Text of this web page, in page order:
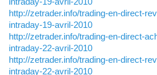
http://zetrader.info/trading-en-direct-
intraday-19-avril-2010
http://zetrader.info/trading-en-direct-
intraday-22-avril-2010
http://zetrader.info/trading-en-direct-
intraday-22-avril-2010